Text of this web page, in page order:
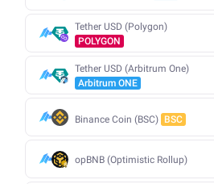
Tether USD (Polygon)
POLYGON
Tether USD (Arbitrum One)
Arbitrum ONE
Binance Coin (BSC) BSC
opBNB (Optimistic Rollup)